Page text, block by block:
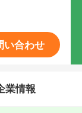
い合わせ
業情報